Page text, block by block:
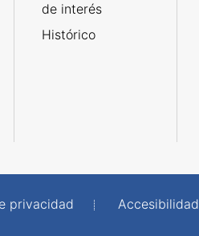
de interés
Histórico
privacidad Accesibilidad